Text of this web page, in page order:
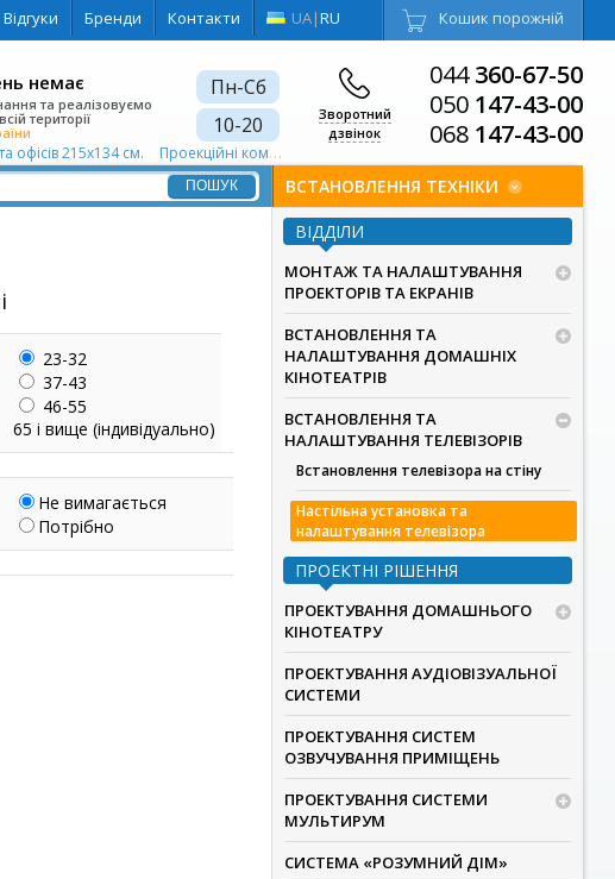
Відгуки Бренди Контакти UA|RU Кошик порожній
044360-67-50
050 147-43-00
068 147-43-00
Зворотний
дзвінок
Пн-Сб
10-20
немає
та реалізовуємо
території
офісів 215х134 см. Проекційні комплекти для шкіл та офісів 1920х1080
ВСТАНОВЛЕННЯ ТЕХНІКИ
23-32
37-43
46-55
65 і вище (індивідуально)
Не вимагається
Потрібно
ВІДДІЛИ
МОНТАЖ ТА НАЛАШТУВАННЯ
ПРОЕКТОРІВ ТА ЕКРАНІВ
ВСТАНОВЛЕННЯ ТА
НАЛАШТУВАННЯ ДОМАШНІХ
КІНОТЕАТРІВ
ВСТАНОВЛЕННЯ ТА
НАЛАШТУВАННЯ ТЕЛЕВІЗОРІВ
Встановлення телевізора на стіну
Настільна установка та
налаштування телевізора
ПРОЕКТНІ РІШЕННЯ
ПРОЕКТУВАННЯ ДОМАШНЬОГО
КІНОТЕАТРУ
ПРОЕКТУВАННЯ АУДІОВІЗУАЛЬНОЇ
СИСТЕМИ
ПРОЕКТУВАННЯ СИСТЕМ
ОЗВУЧУВАННЯ ПРИМІЩЕНЬ
ПРОЕКТУВАННЯ СИСТЕМИ
МУЛЬТИРУМ
СИСТЕМА «РОЗУМНИЙ ДІМ»